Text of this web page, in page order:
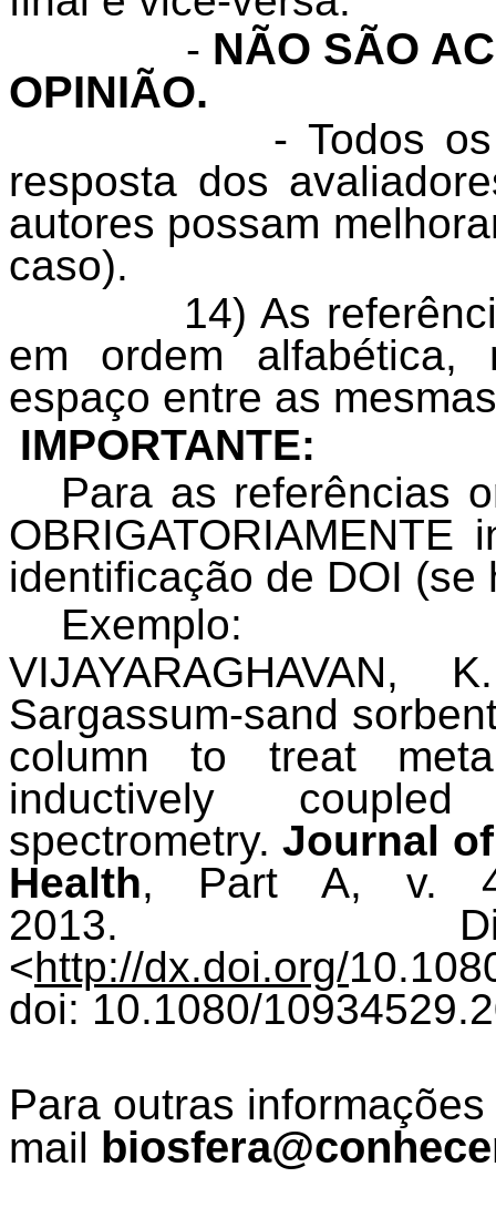
- NÃO SÃO
OPINIÃO.
- Todos
resposta dos
autores possam
caso).
14) As
em ordem
espaço entre as
IMPORTANTE:
Para as referências
identificação de DOI (se
Exemplo:
Sargassum-sand
column to treat
inductively coupled
spectrometry.Journal
Health, Part A, v.
2013.
<http://dx.doi.org/
doi: 10.1080/
Para outras
mail